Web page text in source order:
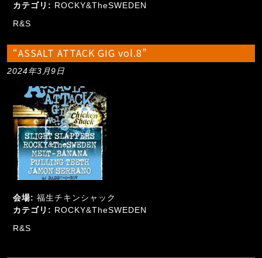
カテゴリ: ROCKY&TheSWEDEN
R&S
“ASSALT ATTACK GIG vol.8”
2024年3月9日
会場: 福生チキンシャック
カテゴリ: ROCKY&TheSWEDEN
R&S